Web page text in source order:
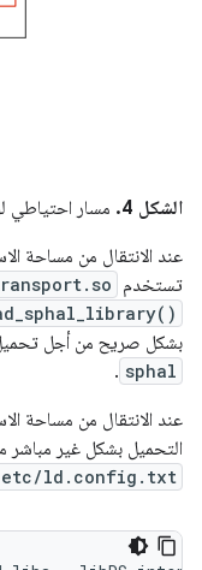
الشكل 4.
مسار احتياطي
عند الانتقال من مساحة
تستخدم
بشكل صريح من أجل تحميل
sphal
.
عند الانتقال من مساحة
التحميل بشكل غير مباشر
etc/ld.config.txt